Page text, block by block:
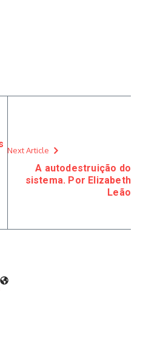
Next Article
A autodestruição do
sistema. Por Elizabeth
Leão